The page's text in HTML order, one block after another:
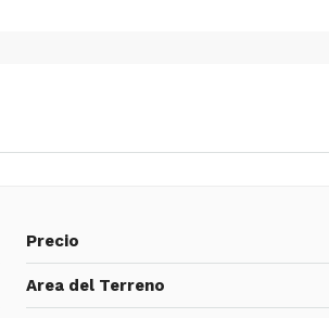
Precio
Area del Terreno